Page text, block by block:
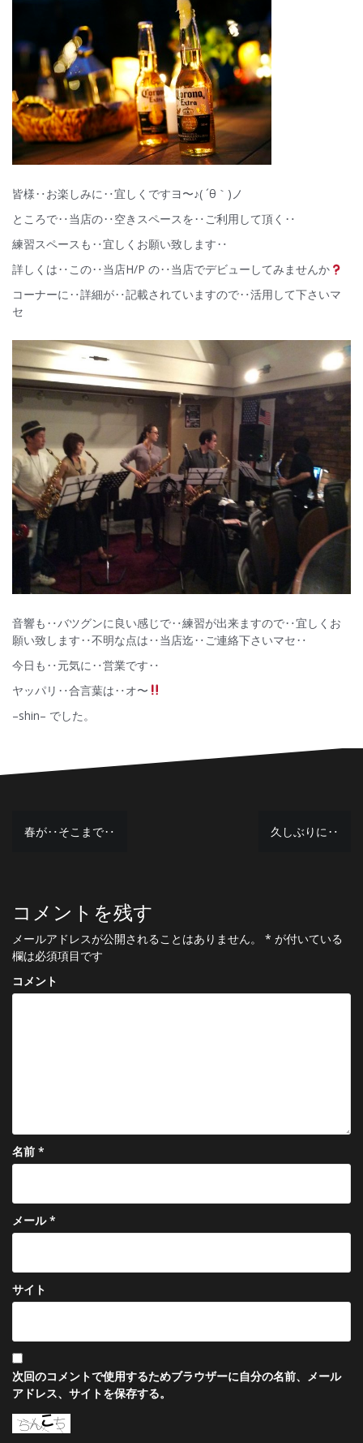
皆様‥お楽しみに‥宜しくですヨ〜♪( ´θ｀)ノ
ところで‥当店の‥空きスペースを‥ご利用して頂く‥
練習スペースも‥宜しくお願い致します‥
詳しくは‥この‥当店H/P の‥当店でデビューしてみませんか
コーナーに‥詳細が‥記載されていますので‥活用して下さいマ
セ
音響も‥バツグンに良い感じで‥練習が出来ますので‥宜しくお
願い致します‥不明な点は‥当店迄‥ご連絡下さいマセ‥
今日も‥元気に‥営業です‥
ヤッパリ‥合言葉は‥オ〜
–shin– でした。
投
ビ
ゲ
ー
シ
春が‥そこまで‥ 久しぶりに‥
コメントを残す
メールアドレスが公開されることはありません。 * が付いている
欄は必須項目です
コメント
名前 *
メール*
サイト
次回のコメントで使用するためブラウザーに自分の名前、メール
アドレス、サイトを保存する。